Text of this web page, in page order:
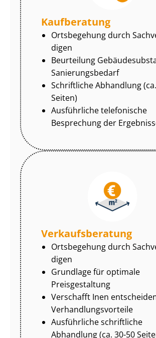
Kaufberatung
Ortsbegehung durch
di­gen
Beurteilung
Sa­nie­rungs­be­darf
Schriftliche Abhandlung
Seiten)
Ausführliche telefonische
Besprechung der
Ver­kaufs­be­ra­tung
Ortsbegehung durch
di­gen
Grundlage für optimale
Preisgestaltung
Verschafft Inen
Ver­hand­lungs­vor­tei­le
Ausführliche schriftliche
Abhandlung (ca. 30-50